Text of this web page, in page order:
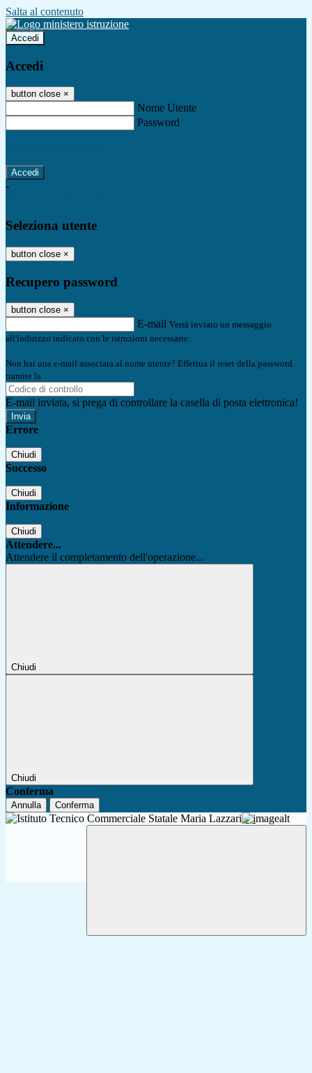
Salta al contenuto
Accedi
Accedi
button close ×
Nome Utente
Password
-
Seleziona utente
button close ×
Recupero password
button close ×
E-mail Verrà inviato un messaggio
all'indirizzo indicato con le istruzioni necessarie.
Non hai una e-mail associata al nome utente? Effettua il reset della password
tramite la
E-mail inviata, si prega di controllare la casella di posta elettronica!
Errore
Chiudi
Successo
Chiudi
Informazione
Chiudi
Attendere...
Attendere il completamento dell'operazione...
Chiudi
Chiudi
Conferma
Annulla Conferma